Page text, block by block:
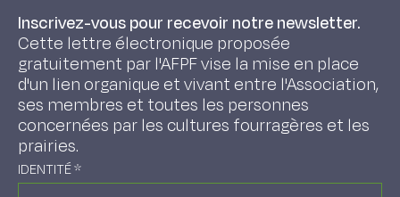
Inscrivez-vous pour recevoir notre newsletter.
Cette lettre électronique proposée
gratuitement par l'AFPF vise la mise en place
d'un lien organique et vivant entre l'Association,
ses membres et toutes les personnes
concernées par les cultures fourragères et les
prairies.
IDENTITÉ*